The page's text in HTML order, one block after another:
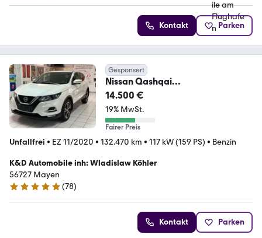
Kontakt Parken
Gesponsert
Nissan Qashqai
Shiro/360°/Navi!!!
14.500 €
19% MwSt.
Fairer Preis
Unfallfrei • EZ 11/2020 • 132.470 km • 117 kW (159 PS) • Benzin
K&D Automobile inh: Wladislaw Köhler
56727 Mayen
4.9 Sterne
(78)
Kontakt Parken